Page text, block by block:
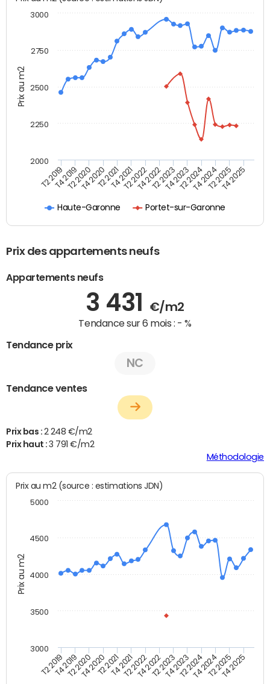
Prix au m2
Haute-Garonne Portet-sur-Garonne
T2 2019T4 2019T2 2020T4 2020T2 2021T4 2021T2 2022T4 2022T2 2023T4 2023T2 2024T4 2024T2 2025T4 2025
2000
2250
2500
2750
3000
Prix des appartements neufs
Appartements neufs
3 431 €/m2
Tendance sur 6 mois : - %
Tendance prix
NC
Tendance ventes
Prix bas : 2 248 €/m2
Prix haut :3 791 €/m2
Méthodologie
Prix au m2
Prix au m2 (source : estimations JDN)
T2 2019T4 2019T2 2020T4 2020T2 2021T4 2021T2 2022T4 2022T2 2023T4 2023T2 2024T4 2024T2 2025T4 2025
3500
4000
4500
3000
5000